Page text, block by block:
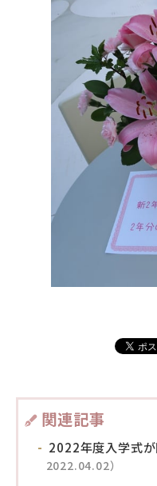
関連記事
2022年度入学式
2022.04.02）